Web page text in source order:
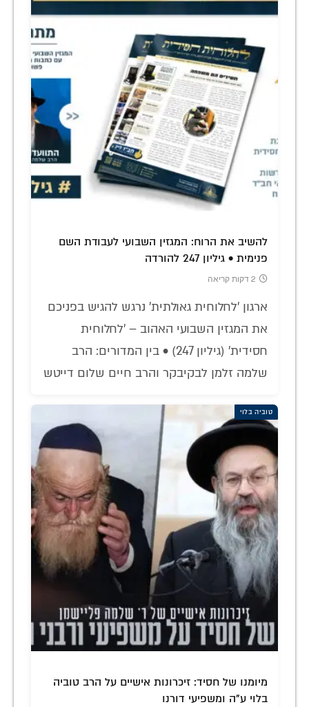
להשיב את הרוח: המגזין השבועי לעבודת השם
פנימית • גיליון 247 להורדה
2 דקות קריאה
ארגון 'לחלוחית גאולתית' נרגש להגיש בפניכם
את המגזין השבועי האהוב – 'לחלוחית
חסידית' (גיליון 247) • בין המדורים: הרב
שלמה זלמן לבקיבקר והרב חיים שלום דייטש
טוביה בלוי
מיומנו של חסיד: זיכרונות אישיים על הרב טוביה
בלוי ע"ה ומשפיעי דורנו